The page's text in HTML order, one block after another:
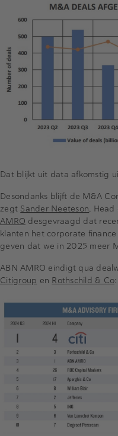
Dat blijkt uit data afkomstig
Desondanks blijft de M&A
zegt Sander Neeteson, Head
AMRO desgevraagd dat
klanten het corporate
geven dat we in 2025 meer
ABN AMRO eindigt qua
Citigroup en Rothschild & Co: